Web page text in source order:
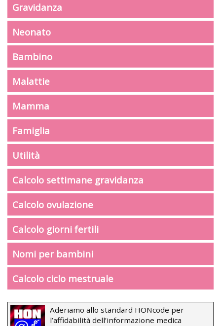
Gravidanza
Neonato
Bambino
Malattie
Mamma
Famiglia
Utilità
Calcolo settimane gravidanza
Calcolo ovulazione
Calcolo giorni fertili
Nomi per bambini
Calcolo ciclo mestruale
Aderiamo allo standard HONcode per
l’affidabilità dell’informazione medica